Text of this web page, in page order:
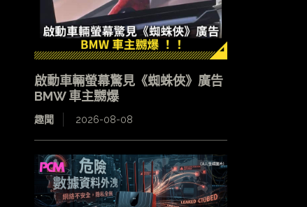
啟動車輛螢幕驚見《蜘蛛俠》廣告
BMW 車主嬲爆
趣聞 2026-08-08